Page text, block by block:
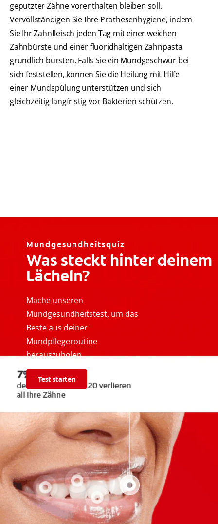
geputzter Zähne vorenthalten bleiben soll.
Vervollständigen Sie Ihre Prothesenhygiene, indem
Sie Ihr Zahnfleisch jeden Tag mit einer weichen
Zahnbürste und einer fluoridhaltigen Zahnpasta
gründlich bürsten. Falls Sie ein Mundgeschwür bei
sich feststellen, können Sie die Heilung mit Hilfe
einer Mundspülung unterstützen und sich
gleichzeitig langfristig vor Bakterien schützen.
Mundgesundheitsquiz
Was steckt hinter deinem
Lächeln?
Mache unseren
Mundgesundheitstest, um das
Beste aus deiner
Mundpflegeroutine
herauszuholen.
Test starten